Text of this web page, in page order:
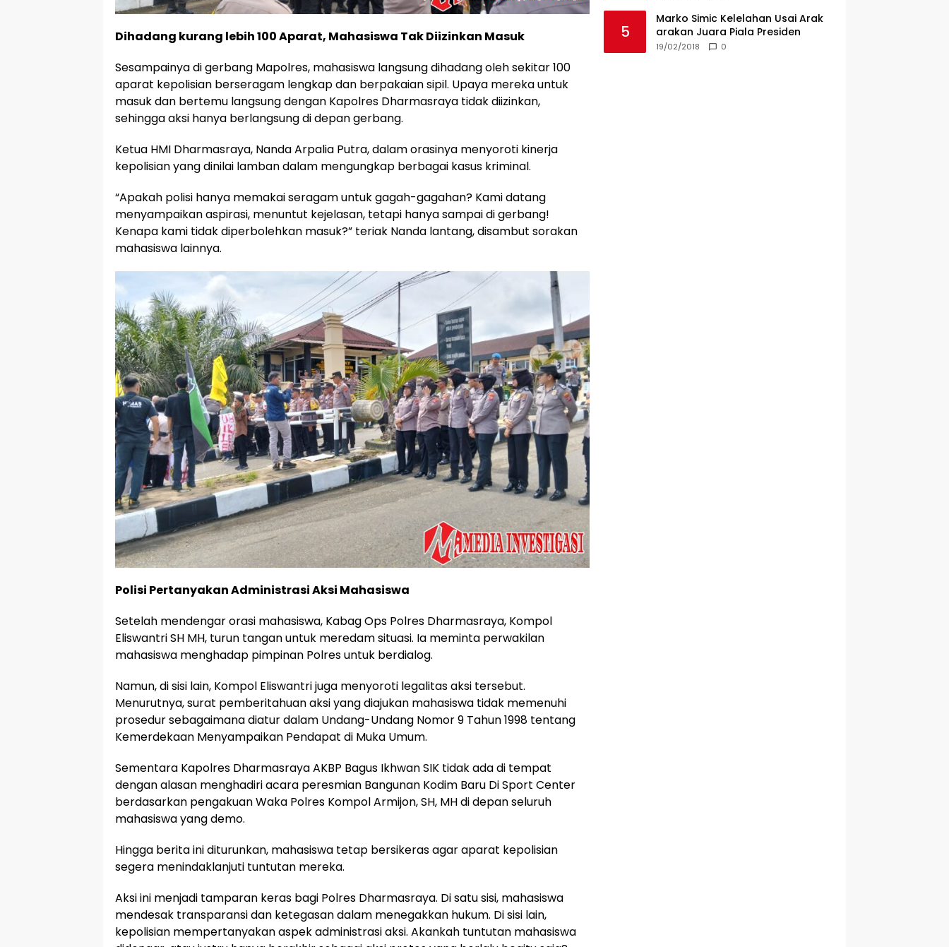
Dihadang kurang lebih 100 Aparat, Mahasiswa Tak Diizinkan Masuk
Sesampainya di gerbang Mapolres, mahasiswa langsung dihadang oleh sekitar 100
aparat kepolisian berseragam lengkap dan berpakaian sipil. Upaya mereka untuk
masuk dan bertemu langsung dengan Kapolres Dharmasraya tidak diizinkan,
sehingga aksi hanya berlangsung di depan gerbang.
Ketua HMI Dharmasraya, Nanda Arpalia Putra, dalam orasinya menyoroti kinerja
kepolisian yang dinilai lamban dalam mengungkap berbagai kasus kriminal.
“Apakah polisi hanya memakai seragam untuk gagah-gagahan? Kami datang
menyampaikan aspirasi, menuntut kejelasan, tetapi hanya sampai di gerbang!
Kenapa kami tidak diperbolehkan masuk?” teriak Nanda lantang, disambut sorakan
mahasiswa lainnya.
Polisi Pertanyakan Administrasi Aksi Mahasiswa
Setelah mendengar orasi mahasiswa, Kabag Ops Polres Dharmasraya, Kompol
Eliswantri SH MH, turun tangan untuk meredam situasi. Ia meminta perwakilan
mahasiswa menghadap pimpinan Polres untuk berdialog.
Namun, di sisi lain, Kompol Eliswantri juga menyoroti legalitas aksi tersebut.
Menurutnya, surat pemberitahuan aksi yang diajukan mahasiswa tidak memenuhi
prosedur sebagaimana diatur dalam Undang-Undang Nomor 9 Tahun 1998 tentang
Kemerdekaan Menyampaikan Pendapat di Muka Umum.
Sementara Kapolres Dharmasraya AKBP Bagus Ikhwan SIK tidak ada di tempat
dengan alasan menghadiri acara peresmian Bangunan Kodim Baru Di Sport Center
berdasarkan pengakuan Waka Polres Kompol Armijon, SH, MH di depan seluruh
mahasiswa yang demo.
Hingga berita ini diturunkan, mahasiswa tetap bersikeras agar aparat kepolisian
segera menindaklanjuti tuntutan mereka.
Aksi ini menjadi tamparan keras bagi Polres Dharmasraya. Di satu sisi, mahasiswa
mendesak transparansi dan ketegasan dalam menegakkan hukum. Di sisi lain,
kepolisian mempertanyakan aspek administrasi aksi. Akankah tuntutan mahasiswa
5
Marko Simic Kelelahan Usai Arak
arakan Juara Piala Presiden
19/02/2018 0